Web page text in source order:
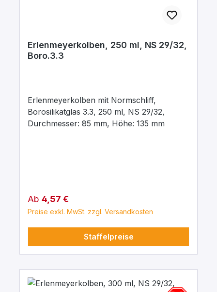
Erlenmeyerkolben, 250 ml, NS 29/32,
Boro.3.3
Erlenmeyerkolben mit Normschliff,
Borosilikatglas 3.3, 250 ml, NS 29/32,
Durchmesser: 85 mm, Höhe: 135 mm
Regulärer Preis:
Ab 4,57 €
Preise exkl. MwSt. zzgl. Versandkosten
Staffelpreise